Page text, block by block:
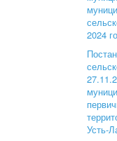
2024
Усть-